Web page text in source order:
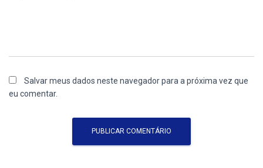
Salvar meus dados neste navegador para a próxima vez que
eu comentar.